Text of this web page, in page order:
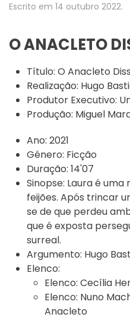
Escrito em 14 outubro 2022.
O ANACLETO
Título: O Anacleto
Realização: Hugo
Produtor Executivo:
Produção: Miguel
Ano: 2021
Género: Ficção
Duração: 14'07
Sinopse: Laura é uma
feijões. Após trincar
se de que perdeu
que é exposta
surreal.
Argumento: Hugo
Elenco:
Elenco: Cecília
Elenco: Nuno
Anacleto